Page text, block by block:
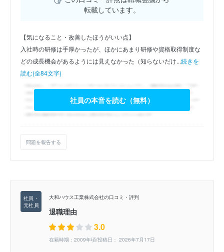
転載しています。
【気になること・改善したほうがいい点】
入社時の研修は手厚かったが、ほかにあまり研修や資格取得制度な
どの成長機会があるようには見えなかった（知らないだけ...続きを
読む(全84文字)
社員の本音を読む（無料）
問題を報告する
大和ハウス工業株式会社の口コミ・評判
退職理由
3.0
在籍時期：2009年頃/投稿日： 2026年7月17日